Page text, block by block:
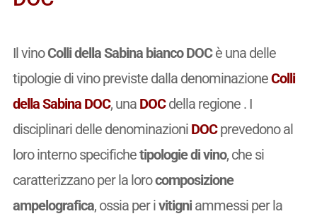
Il vinoColli della Sabina bianco DOCè una delle
tipologie di vino previste dalla denominazioneColli
della Sabina DOC, una DOCdella regione . I
disciplinari delle denominazioni DOCprevedono al
loro interno specifichetipologie di vino, che si
caratterizzano per la lorocomposizione
ampelografica, ossia per ivitigniammessi per la